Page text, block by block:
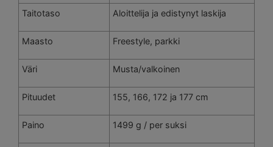
Taitotaso Aloittelija ja edistynyt laskija
Maasto Freestyle, parkki
Väri Musta/valkoinen
Pituudet 155, 166, 172 ja 177 cm
Paino 1499 g / per suksi